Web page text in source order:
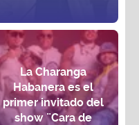
La Charanga
Habanera es el
primer invitado del
show ¨Cara de